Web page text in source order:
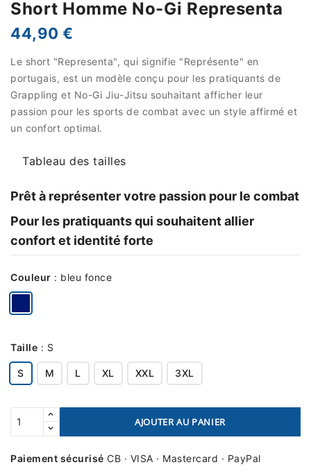
Short Homme No-Gi Representa
44,90 €
Le short "Representa", qui signifie "Représente" en
portugais, est un modèle conçu pour les pratiquants de
Grappling et No-Gi Jiu-Jitsu souhaitant afficher leur
passion pour les sports de combat avec un style affirmé et
un confort optimal.
Tableau des tailles
Prêt à représenter votre passion pour le combat
Pour les pratiquants qui souhaitent allier
confort et identité forte
Couleur : bleu fonce
Taille : S
S M L XL XXL 3XL
AJOUTER AU PANIER
Paiement sécurisé CB · VISA · Mastercard · PayPal